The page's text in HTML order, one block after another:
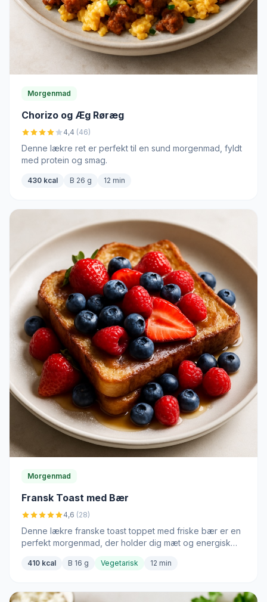
Morgenmad
Chorizo og Æg Røræg
4,4 (46)
Denne lækre ret er perfekt til en sund morgenmad, fyldt
med protein og smag.
430 kcal B 26 g 12 min
Morgenmad
Fransk Toast med Bær
4,6 (28)
Denne lækre franske toast toppet med friske bær er en
perfekt morgenmad, der holder dig mæt og energisk
410 kcal B 16 g Vegetarisk 12 min